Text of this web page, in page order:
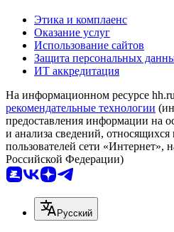
Этика и комплаенс
Оказание услуг
Использование сайтов
Защита персональных
ИТ аккредитация
На информационном ресурсе hh.ru
рекомендательные технологии
предоставления информации на
и анализа сведений,
пользователей сети «Интернет»,
Российской Федерации)
Русский